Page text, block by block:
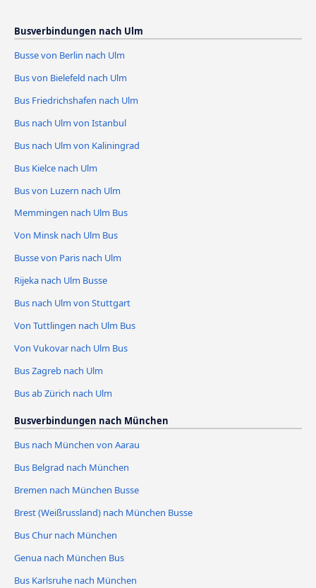
Busverbindungen nach Ulm
Busse von Berlin nach Ulm
Bus von Bielefeld nach Ulm
Bus Friedrichshafen nach Ulm
Bus nach Ulm von Istanbul
Bus nach Ulm von Kaliningrad
Bus Kielce nach Ulm
Bus von Luzern nach Ulm
Memmingen nach Ulm Bus
Von Minsk nach Ulm Bus
Busse von Paris nach Ulm
Rijeka nach Ulm Busse
Bus nach Ulm von Stuttgart
Von Tuttlingen nach Ulm Bus
Von Vukovar nach Ulm Bus
Bus Zagreb nach Ulm
Bus ab Zürich nach Ulm
Busverbindungen nach München
Bus nach München von Aarau
Bus Belgrad nach München
Bremen nach München Busse
Brest (Weißrussland) nach München Busse
Bus Chur nach München
Genua nach München Bus
Bus Karlsruhe nach München